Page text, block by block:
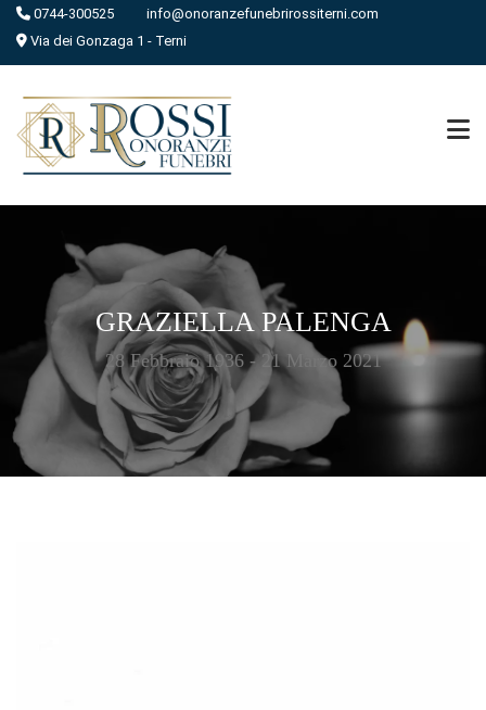
0744-300525
info@onoranzefunebrirossiterni.com
Via dei Gonzaga 1 - Terni
GRAZIELLA PALENGA
28 Febbraio 1936 - 21 Marzo 2021